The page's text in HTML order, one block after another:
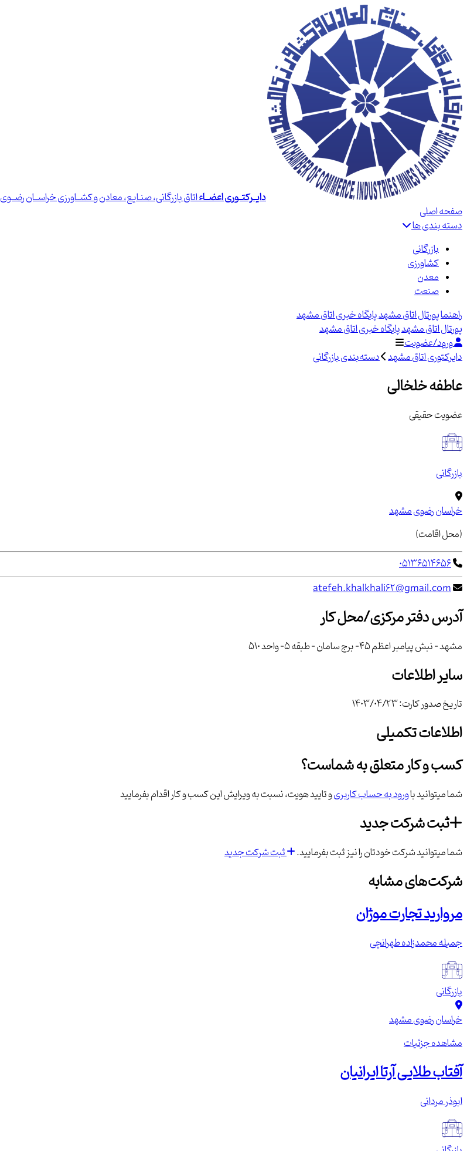
دایــرکتــوری اعضــاءاتاق بازرگانی، صنـایع، معادن و کشــاورزی خراســان رضــوی
صفحه اصلی
دسته بندی ها
بازرگانی
کشاورزی
معدن
صنعت
راهنماپورتال اتاق مشهدپایگاه خبری اتاق مشهد
پورتال اتاق مشهدپایگاه خبری اتاق مشهد
ورود/عضویت
دایرکتوری اتاق مشهد دسته‌بندی بازرگانی
عاطفه خلخالی
عضویت حقیقی
بازرگانی
خراسان رضویمشهد
(محل اقامت)
05136514656
atefeh.khalkhali62@gmail.com
آدرس دفتر مرکزی/محل کار
مشهد - نبش پیامبر اعظم 45- برج سامان - طبقه 5- واحد 510
سایر اطلاعات
تاریخ صدور کارت:1403/04/23
اطلاعات تکمیلی
کسب و کار متعلق به شماست؟
شما میتوانید باورود به حساب کاربریو تایید هویت، نسبت به ویرایش این کسب و کار اقدام بفرمایید
ثبت شرکت جدید
شما میتوانید شرکت خودتان را نیز ثبت بفرمایید. ثبت شرکت جدید
شرکت‌های مشابه
مروارید تجارت موژان
جمیله محمدزاده طهرانچی
بازرگانی
خراسان رضویمشهد
مشاهده جزئیات
آفتاب طلایی آرتا ایرانیان
ابوذر مردانی